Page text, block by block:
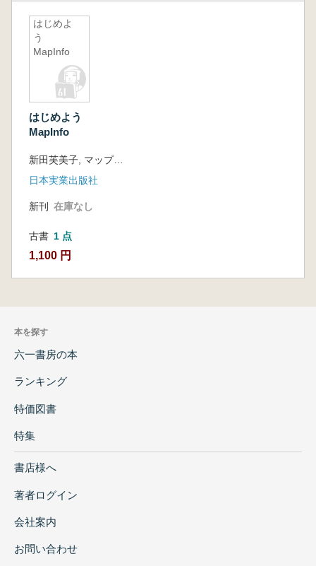
はじめよ
う
MapInfo
はじめよう
MapInfo
新田芙美子, マップソリューション研究会 著
日本実業出版社
新刊 在庫なし
古書 1 点
1,100 円
本を探す
六一書房の本
ランキング
特価図書
特集
書店様へ
著者ログイン
会社案内
お問い合わせ